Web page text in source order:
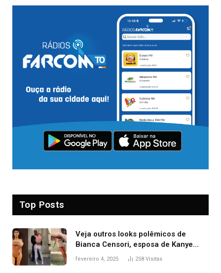
Top Posts
Veja outros looks polêmicos de
Bianca Censori, esposa de Kanye
West que apareceu nua no Grammy
fevereiro 4, 2025 258 Visitas